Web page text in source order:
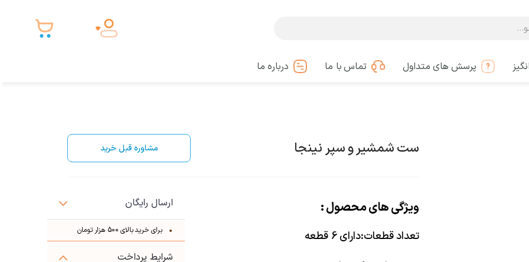
پرسش های متداول تماس با ما درباره ما
ست شمشیر و سپر نینجا مشاوره قبل خرید
ویژگی های محصول :
تعداد قطعات:دارای 6 قطعه
ارسال رایگان
برای خرید بالای 500 هزار تومان
شرایط پرداخت